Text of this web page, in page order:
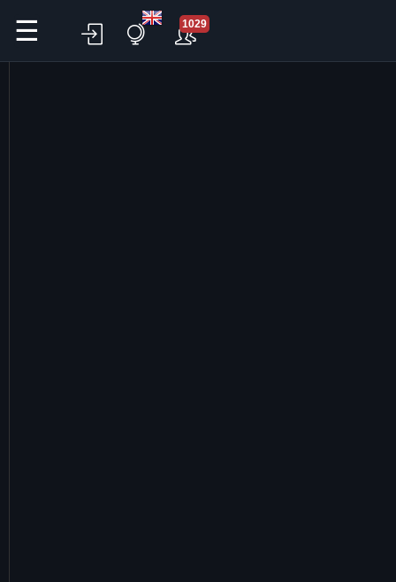
1029
☰